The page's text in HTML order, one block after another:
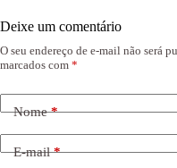
Deixe um comentário
O seu endereço de e-mail não será
marcados com *
Nome*
E-mail*